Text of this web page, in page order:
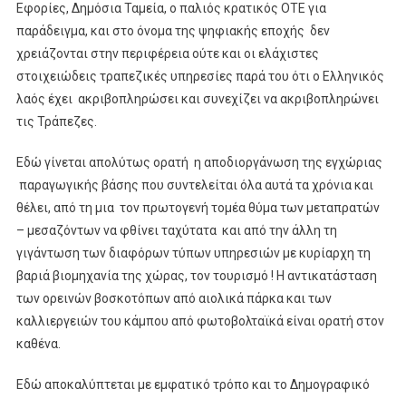
Εφορίες, Δημόσια Ταμεία, ο παλιός κρατικός ΟΤΕ για
παράδειγμα, και στο όνομα της ψηφιακής εποχής δεν
χρειάζονται στην περιφέρεια ούτε και οι ελάχιστες
στοιχειώδεις τραπεζικές υπηρεσίες παρά του ότι ο Ελληνικός
λαός έχει ακριβοπληρώσει και συνεχίζει να ακριβοπληρώνει
τις Τράπεζες.
Εδώ γίνεται απολύτως ορατή η αποδιοργάνωση της εγχώριας
παραγωγικής βάσης που συντελείται όλα αυτά τα χρόνια και
θέλει, από τη μια τον πρωτογενή τομέα θύμα των μεταπρατών
– μεσαζόντων να φθίνει ταχύτατα και από την άλλη τη
γιγάντωση των διαφόρων τύπων υπηρεσιών με κυρίαρχη τη
βαριά βιομηχανία της χώρας, τον τουρισμό ! Η αντικατάσταση
των ορεινών βοσκοτόπων από αιολικά πάρκα και των
καλλιεργειών του κάμπου από φωτοβολταϊκά είναι ορατή στον
καθένα.
Εδώ αποκαλύπτεται με εμφατικό τρόπο και το Δημογραφικό